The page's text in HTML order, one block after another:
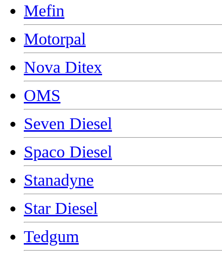
Mefin
Motorpal
Nova Ditex
OMS
Seven Diesel
Spaco Diesel
Stanadyne
Star Diesel
Tedgum